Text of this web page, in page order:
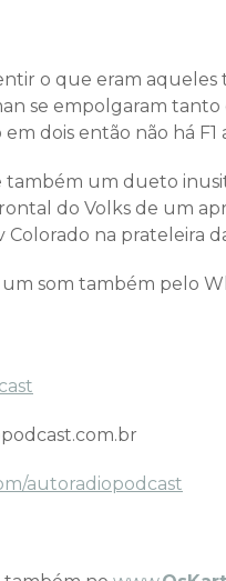
o que eram aqueles
se empolgaram
dois então não há F1
também um dueto
do Volks de um
na prateleira
som também pelo
autoradiopodcast